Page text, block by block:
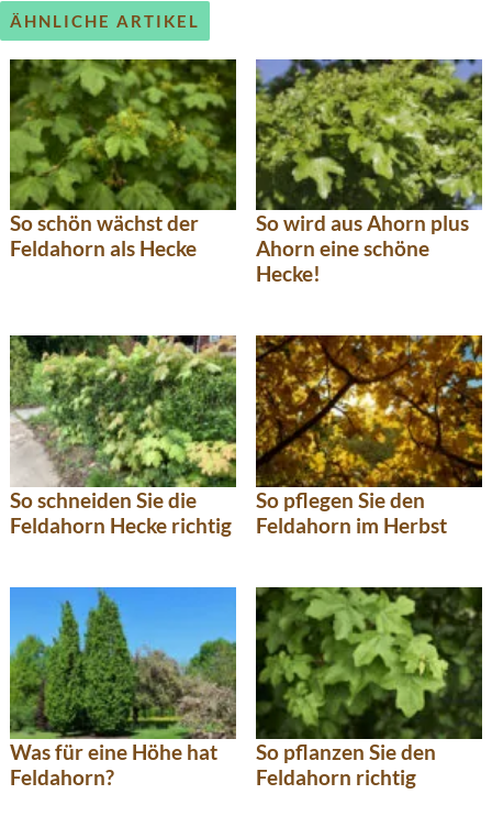
ÄHNLICHE ARTIKEL
So schön wächst der
Feldahorn als Hecke
So wird aus Ahorn plus
Ahorn eine schöne
Hecke!
So schneiden Sie die
Feldahorn Hecke richtig
So pflegen Sie den
Feldahorn im Herbst
Was für eine Höhe hat
Feldahorn?
So pflanzen Sie den
Feldahorn richtig